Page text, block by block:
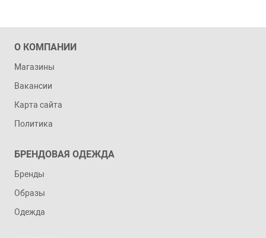
О КОМПАНИИ
Магазины
Вакансии
Карта сайта
Политика
БРЕНДОВАЯ ОДЕЖДА
Бренды
Образы
Одежда